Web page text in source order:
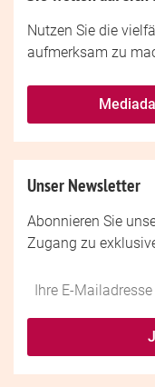
Nutzen Sie die
aufmerksam zu
Unser Newsletter
Abonnieren Sie
Zugang zu
Do
*Ihre